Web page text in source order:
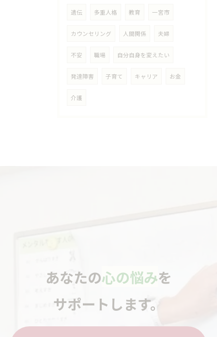
遺伝 多重人格 教育 一宮市
カウンセリング 人間関係 夫婦
不安 職場 自分自身を変えたい
発達障害 子育て キャリア お金
介護
あなたの心の悩みを
サポートします。